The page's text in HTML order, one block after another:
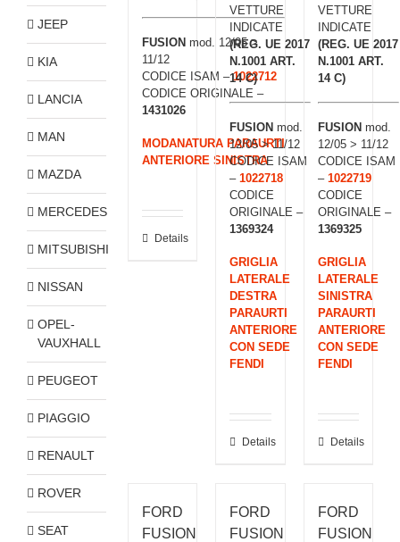
FUSION mod. 12/05 >
11/12
CODICE ISAM –1022712
CODICE ORIGINALE –
1431026
MODANATURA PARAURTI
ANTERIORE SINISTRA
Details
VETTURE
INDICATE
(REG. UE 2017
N.1001 ART.
14 C)
FUSION mod.
12/05 > 11/12
CODICE ISAM
–1022718
CODICE
ORIGINALE –
1369324
GRIGLIA
LATERALE
DESTRA
PARAURTI
ANTERIORE
CON SEDE
FENDI
Details
VETTURE
INDICATE
(REG. UE 2017
N.1001 ART.
14 C)
FUSION mod.
12/05 > 11/12
CODICE ISAM
– 1022719
CODICE
ORIGINALE –
1369325
GRIGLIA
LATERALE
SINISTRA
PARAURTI
ANTERIORE
CON SEDE
FENDI
Details
FORD
FUSION
FORD
FUSION
FORD
FUSION
JEEP
KIA
LANCIA
MAN
MAZDA
MERCEDES
MITSUBISHI
NISSAN
OPEL-
VAUXHALL
PEUGEOT
PIAGGIO
RENAULT
ROVER
SEAT